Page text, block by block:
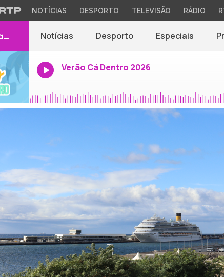
NOTÍCIAS DESPORTO TELEVISÃO RÁDIO
Notícias Desporto Especiais
Verão Cá Dentro 2026